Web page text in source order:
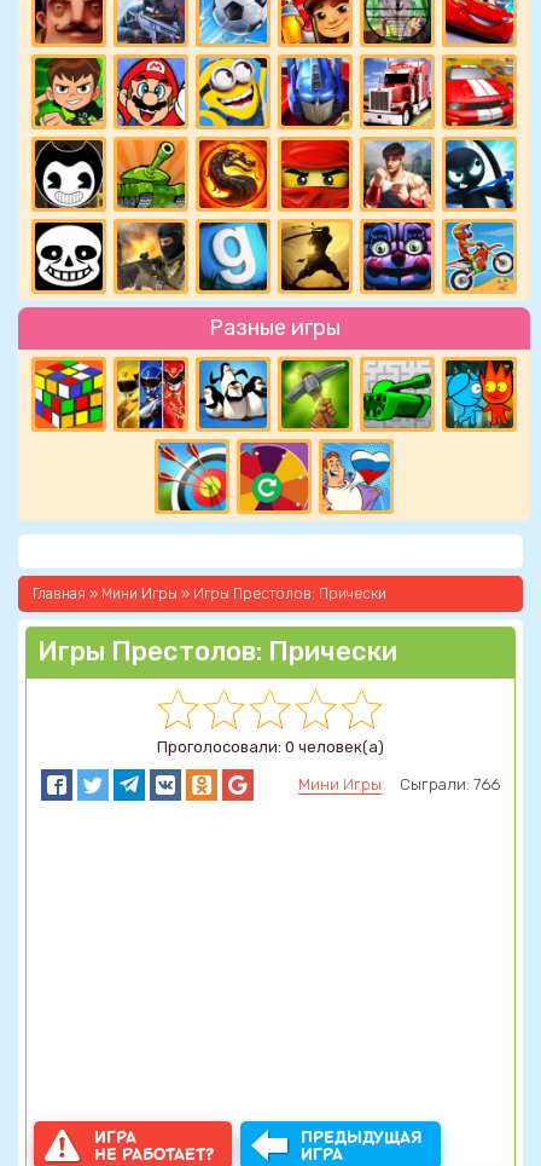
Разные игры
Главная » Мини Игры » Игры Престолов: Прически
Игры Престолов: Прически
Проголосовали: 0 человек(а)
Мини Игры Сыграли: 766
ИГРА
НЕ РАБОТАЕТ?
ПРЕДЫДУЩАЯ
ИГРА